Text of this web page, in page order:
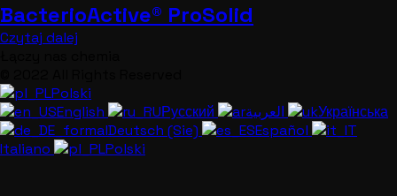
BacterioActive® ProSolid
Czytaj dalej
Polski
English
Русский
Українська
Deutsch (Sie)
Español
Italiano
Polski